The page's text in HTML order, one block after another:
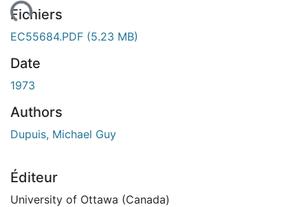
Fichiers
EC55684.PDF (5.23 MB)
Date
1973
Authors
Dupuis, Michael Guy
Éditeur
University of Ottawa (Canada)